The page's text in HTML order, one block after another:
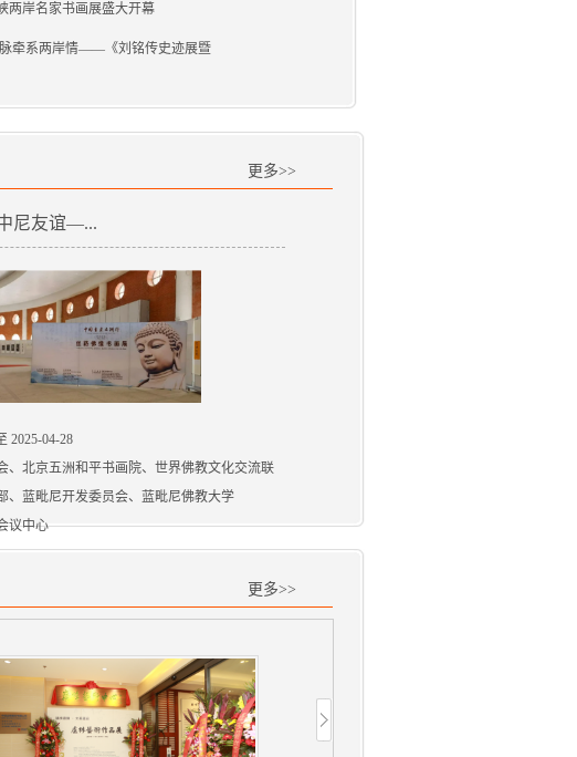
两岸名家书画展盛大开幕
牵系两岸情——《刘铭传史迹展暨
更多>>
尼友谊—...
2025-04-28
、北京五洲和平书画院、世界佛教文化交流联
、蓝毗尼开发委员会、蓝毗尼佛教大学
议中心
更多>>